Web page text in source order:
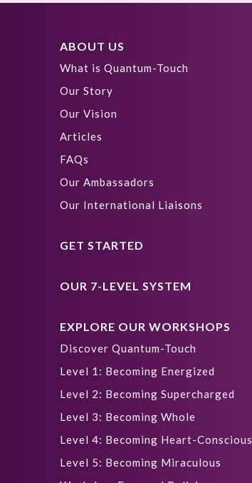
ABOUT US
What is Quantum-Touch
Our Story
Our Vision
Articles
FAQs
Our Ambassadors
Our International Liaisons
GET STARTED
OUR 7-LEVEL SYSTEM
EXPLORE OUR WORKSHOPS
Discover Quantum-Touch
Level 1: Becoming Energized
Level 2: Becoming Supercharged
Level 3: Becoming Whole
Level 4: Becoming Heart-Conscious
Level 5: Becoming Miraculous